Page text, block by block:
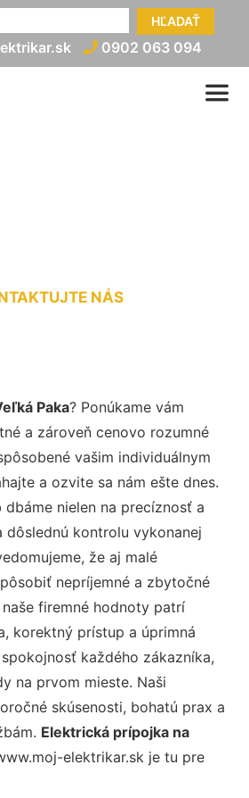
HĽADAŤ
0902 063 094
NÁS
Paka? Ponúkame vám
a zároveň cenovo rozumné
vašim individuálnym
a ozvite sa nám ešte dnes.
dbáme nielen na precíznosť a
dôslednú kontrolu vykonanej
že aj malé
nepríjemné a zbytočné
firemné hodnoty patrí
korektný prístup a úprimná
každého zákazníka,
na prvom mieste. Naši
skúsenosti, bohatú prax a
Elektrická prípojka na
elektrikar.sk je tu pre